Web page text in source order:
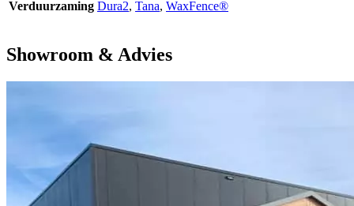
Verduurzaming Dura2, Tana, WaxFence®
Showroom & Advies